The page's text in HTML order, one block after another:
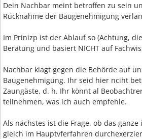
Dein Nachbar meint betroffen zu sein
Rücknahme der Baugenehmigung
Im Prinizp ist der Ablauf so (Achtung,
Beratung und basiert NICHT auf
Nachbar klagt gegen die Behörde auf
Baugenehmigung. Ihr seid hier nciht
Zaungäste, d. h. Ihr könnt al
teilnehmen, was ich auch empfehle.
Als nächstes ist die Frage, ob das
gleich im Hauptvferfahren